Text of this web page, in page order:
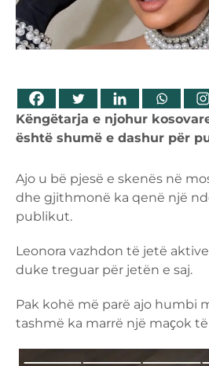
Këngëtarja e njohur
është shumë e dashur për
Ajo u bë pjesë e skenës në
dhe gjithmonë ka qenë një
publikut.
Leonora vazhdon të jetë
duke treguar për jetën e saj.
Pak kohë më parë ajo humbi
tashmë ka marrë një maҫok të